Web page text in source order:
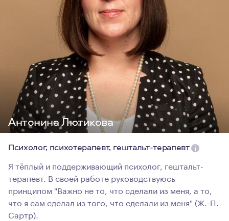
Антонина Лютикова
Психолог, психотерапевт, гештальт-терапевт
Я тёплый и поддерживающий психолог, гештальт-
терапевт. В своей работе руководствуюсь
принципом "Важно не то, что сделали из меня, а то,
что я сам сделал из того, что сделали из меня" (Ж.-П.
Сартр).